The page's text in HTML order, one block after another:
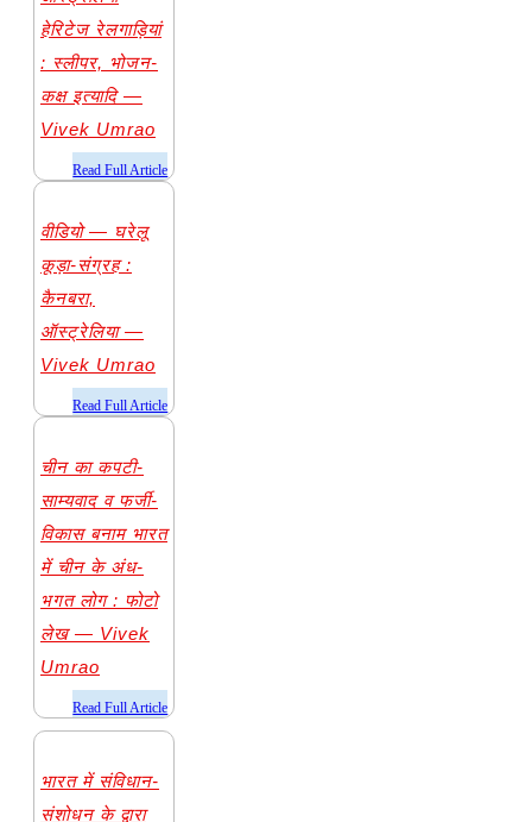
हेरिटेज रेलगाड़ियां
: स्लीपर, भोजन-
कक्ष इत्यादि —
Vivek Umrao
​Read Full Article
वीडियो — घरेलू
कूड़ा-संग्रह :
कैनबरा,
ऑस्ट्रेलिया —
Vivek Umrao
​Read Full Article
चीन का कपटी-
साम्यवाद व फर्जी-
विकास बनाम भारत
में चीन के अंध-
भगत लोग : फोटो
लेख — Vivek
Umrao
​Read Full Article
भारत में संविधान-
संशोधन के द्वारा